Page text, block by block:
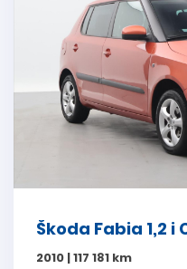
Škoda Fabia 1,2 i
2010 | 117 181 km